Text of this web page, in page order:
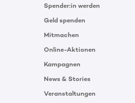
Spender:in werden
Geld spenden
Mitmachen
Online-Aktionen
Kampagnen
News & Stories
Veranstaltungen